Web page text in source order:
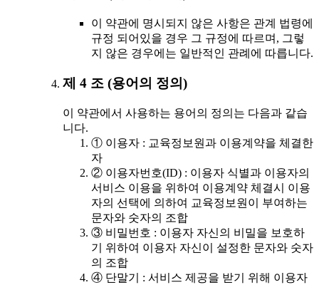
이 약관에 명시되지 않은 사항은 관계 법령에
규정 되어있을 경우 그 규정에 따르며, 그렇
지 않은 경우에는 일반적인 관례에 따릅니다.
제 4 조 (용어의 정의)
이 약관에서 사용하는 용어의 정의는 다음과 같습
니다.
① 이용자 : 교육정보원과 이용계약을 체결한
자
② 이용자번호(ID) : 이용자 식별과 이용자의
서비스 이용을 위하여 이용계약 체결시 이용
자의 선택에 의하여 교육정보원이 부여하는
문자와 숫자의 조합
③ 비밀번호 : 이용자 자신의 비밀을 보호하
기 위하여 이용자 자신이 설정한 문자와 숫자
의 조합
④ 단말기 : 서비스 제공을 받기 위해 이용자